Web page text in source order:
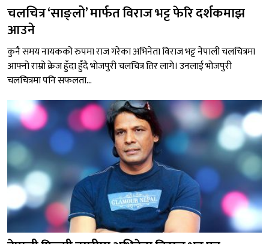
चलचित्र ‘साङ्लो’ मार्फत विराज भट्ट फेरि दर्शकमाझ
आउने
कुनै समय नायकको रुपमा राज गरेका अभिनेता विराज भट्ट नेपाली चलचित्रमा
आफ्नो राम्रो क्रेज हुँदा हुँदै भोजपुरी चलचित्र तिर लागे। उनलाई भोजपुरी
चलचित्रमा पनि सफलता...